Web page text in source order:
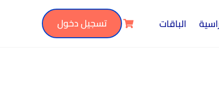
الباقات تسجيل دخول